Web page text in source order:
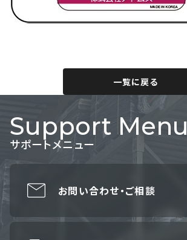
一覧に戻る
Support Menu
サポートメニュー
お問い合わせ・ご相談